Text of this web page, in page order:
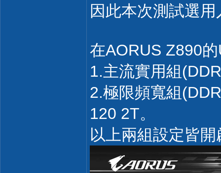
因此本次測試選
在AORUS Z890
1.主流實用組
2.極限頻寬組
120 2T。
以上兩組設定皆